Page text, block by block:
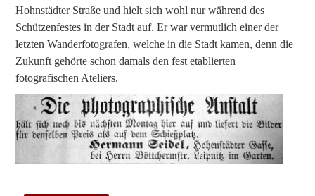
Hohnstädter Straße und hielt sich wohl nur während des
Schützenfestes in der Stadt auf. Er war vermutlich einer der
letzten Wanderfotografen, welche in die Stadt kamen, denn die
Zukunft gehörte schon damals den fest etablierten
fotografischen Ateliers.